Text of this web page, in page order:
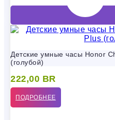
Детские умные часы Honor
(голубой)
222,00 BR
ПОДРОБНЕЕ